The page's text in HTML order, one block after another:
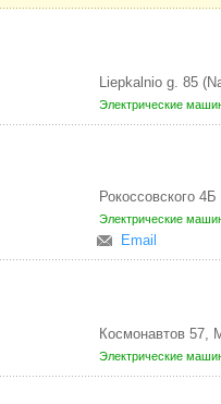
Liepkalnio g. 85
Электрические
Рокоссовского
Электрические
Email
Космонавтов
Электрические